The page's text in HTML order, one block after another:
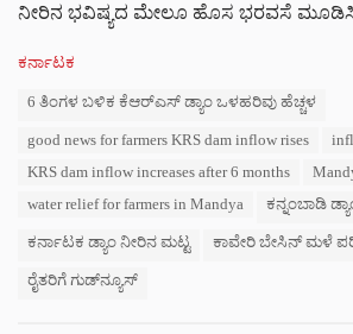
ನೀರಿನ ಭವಿಷ್ಯದ ಮೇಲೂ ಹೊಸ ಭರವಸೆ
C
ಕರ್ನಾಟಕ
6 ತಿಂಗಳ ಬಳಿಕ ಕೆಆರ್‌ಎಸ್ ಡ್ಯಾಂ ಒಳಹರಿವು ಹೆಚ್ಚಳ
good news for farmers KRS dam inflow rises
KRS dam inflow increases after 6 months
water relief for farmers in Mandya
ಕನ್ನಂಬಾಡಿ
ಕರ್ನಾಟಕ ಡ್ಯಾಂ ನೀರಿನ ಮಟ್ಟ ಕಾವೇರಿ ಬೇಸಿನ್ ಮಳೆ
ರೈತರಿಗೆ ಗುಡ್‌ನ್ಯೂಸ್